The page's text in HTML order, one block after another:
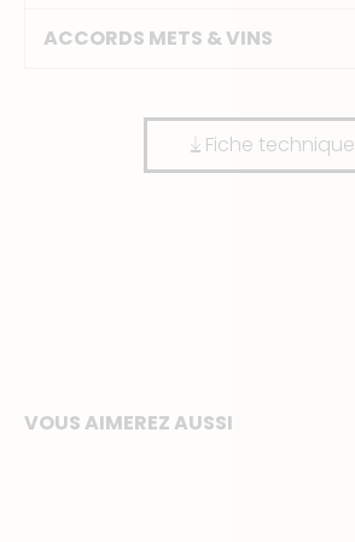
ACCORDS METS & VINS
Fiche technique
VOUS AIMEREZ AUSSI